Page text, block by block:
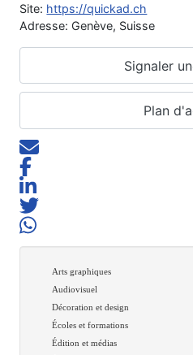
Site: https://quickad.ch
Adresse: Genève, Suisse
Signaler
Plan
Arts graphiques
Audiovisuel
Décoration et design
Écoles et formations
Édition et médias